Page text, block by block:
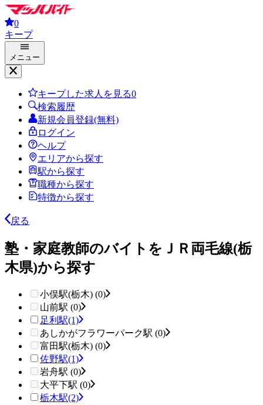
0
キープ
メニュー
キープした求人を見る0
検索履歴
新規会員登録(無料)
ログイン
ヘルプ
エリアから探す
駅から探す
職種から探す
特徴から探す
戻る
塾・家庭教師のバイトをＪＲ両毛線(栃
木県)から探す
小俣駅(栃木) (0)
山前駅 (0)
足利駅(1)
あしかがフラワーパーク駅 (0)
富田駅(栃木) (0)
佐野駅(1)
岩舟駅 (0)
大平下駅 (0)
栃木駅(2)